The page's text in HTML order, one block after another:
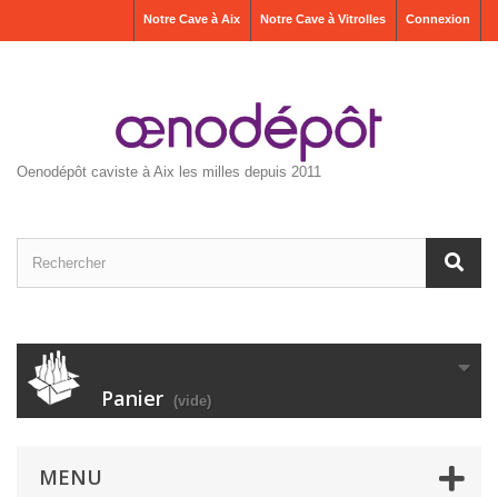
Connexion
Notre Cave à Vitrolles
Notre Cave à Aix
Oenodépôt caviste à Aix les milles depuis 2011
Panier (vide)
MENU